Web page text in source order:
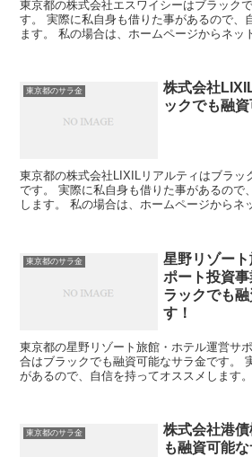
東京都の株式会社エスワイシーはブラック
す。 実際に私自身も借りた事があるので、
ます。 私の場合は、ホームページからネッ
東京都のサラ金
株式会社
ックでも融
東京都の株式会社LIXILリアルティはブラッ
です。 実際に私自身も借りた事があるので
します。 私の場合は、ホームページからネ
東京都のサラ金
星野リゾー
ポート投資
ラックでも
す！
東京都の星野リゾート旅館・ホテル運営サ
合はブラックでも融資可能なサラ金です。
があるので、自信を持ってオススメします
東京都のサラ金
株式会社港
も融資可能